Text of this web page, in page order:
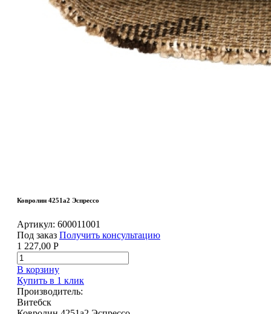
Ковролин 4251a2 Эспрессо
Артикул: 600011001
Под заказ Получить консультацию
1 227,00 Р
В корзину
Купить в 1 клик
Производитель:
Витебск